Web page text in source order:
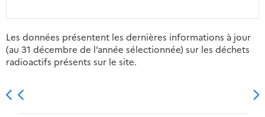
Les données présentent les dernières informations à jour
(au 31 décembre de l’année sélectionnée) sur les déchets
radioactifs présents sur le site.